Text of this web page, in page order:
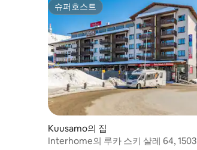
슈퍼호스트
슈퍼호스트
Kuusamo의 집
Interhome의 루카 스키 샬레 64, 1503